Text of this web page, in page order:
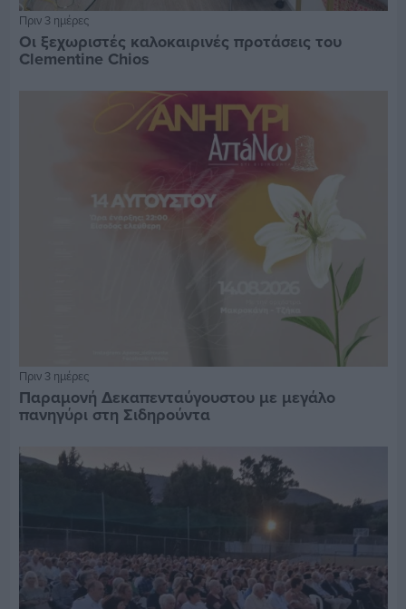
Πριν 3 ημέρες
Οι ξεχωριστές καλοκαιρινές προτάσεις του
Clementine Chios
Πριν 3 ημέρες
Παραμονή Δεκαπενταύγουστου με μεγάλο
πανηγύρι στη Σιδηρούντα